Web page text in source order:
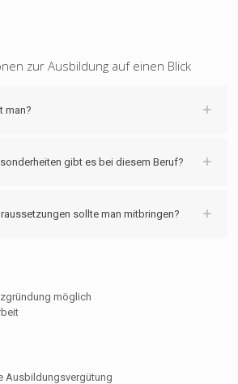
zur Ausbildung auf einen Blick
man?
gibt es bei diesem Beruf?
sollte man mitbringen?
möglich
Ausbildungsvergütung